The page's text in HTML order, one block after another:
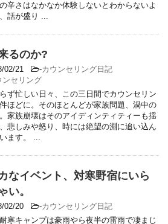
辛さはなかなか体験しないとわからないよ
話が盛り ...
るのか?
02/21 -カウンセリング日記
ンセリング
ず忙しい日々、この三日間でカウンセリン
ほどに。そのほとんどが家族問題、渦中の
家族崩壊はそのアイディンティティーも揺
悲しみや怒り、時には絶望の淵に追い込ん
ます。 ...
なイベント、対寒野宿にいら
い。
02/20 -カウンセリング日記
寒キャンプは豪雨やら夜半の雷雨で凄まじ